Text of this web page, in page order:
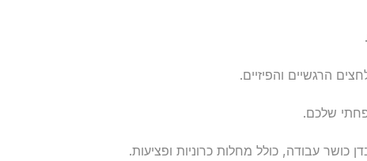
הרגשיים והפיזיים.
שלכם.
כושר עבודה, כולל מחלות כרוניות ופציעות.